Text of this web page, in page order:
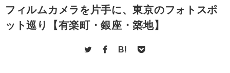
フィルムカメラを片手に、東京のフォトスポ
ット巡り【有楽町・銀座・築地】
B!